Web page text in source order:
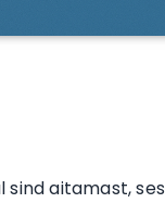
aitamast,